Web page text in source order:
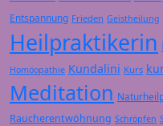
Entspannung Frieden Geistheilung
Heilpraktikerin
Homöopathie Kundalini Kurs
Meditation
Raucherentwöhnung Schröpfen